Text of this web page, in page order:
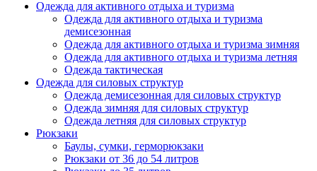
Одежда для активного отдыха и туризма
Одежда для активного отдыха и туризма
демисезонная
Одежда для активного отдыха и туризма зимняя
Одежда для активного отдыха и туризма летняя
Одежда тактическая
Одежда для силовых структур
Одежда демисезонная для силовых структур
Одежда зимняя для силовых структур
Одежда летняя для силовых структур
Рюкзаки
Баулы, сумки, герморюкзаки
Рюкзаки от 36 до 54 литров